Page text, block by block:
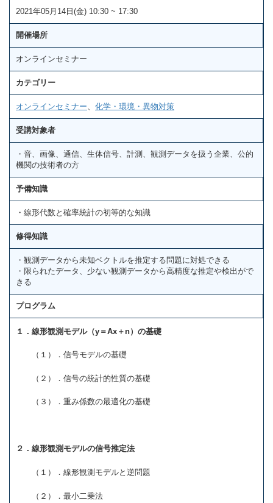
2021年05月14日(金) 10:30 ~ 17:30
開催場所
オンラインセミナー
カテゴリー
オンラインセミナー 化学・環境・異物対策
受講対象者
・音、画像、通信、生体信号、計測、観測データを扱う企業、公的
機関の技術者の方
予備知識
・線形代数と確率統計の初等的な知識
修得知識
・観測データから未知ベクトルを推定する問題に対処できる
・限られたデータ、少ない観測データから高精度な推定や検出がで
きる
プログラム
１．線形観測モデル（y＝Ax＋n）の基礎
（１）．信号モデルの基礎
（２）．信号の統計的性質の基礎
（３）．重み係数の最適化の基礎
２．線形観測モデルの信号推定法
（１）．線形観測モデルと逆問題
（２）．最小二乗法